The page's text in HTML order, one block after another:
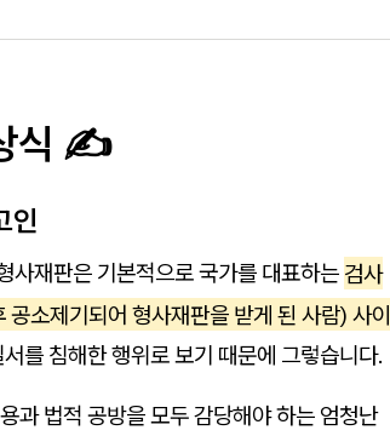
식 ✍️
인
사재판은 기본적으로 국가를 대표하는 검사
소제기되어 형사재판을 받게 된 사람) 사이
를 침해한 행위로 보기 때문에 그렇습니다.
과 법적 공방을 모두 감당해야 하는 엄청난